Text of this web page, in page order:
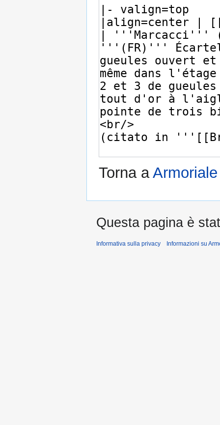
Torna a
Questa pagina è
Informativa sulla privacy Informazioni su